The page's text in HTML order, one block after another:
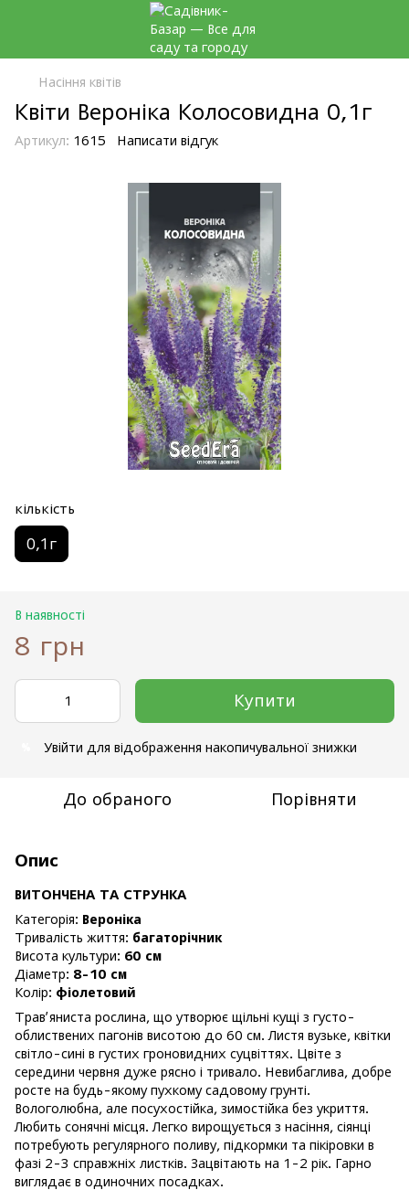
Насіння квітів
Квіти Вероніка Колосовидна 0,1г
Артикул: 1615 Написати відгук
кількість
0,1г
В наявності
8 грн
Купити
Увійти для відображення накопичувальної знижки
До обраного Порівняти
Опис
ВИТОНЧЕНА ТА СТРУНКА
Категорія: Вероніка
Тривалість життя: багаторічник
Висота культури: 60 см
Діаметр: 8-10 см
Колір: фіолетовий
Трав’яниста рослина, що утворює щільні кущі з густо-
облиствених пагонів висотою до 60 см. Листя вузьке, квітки
світло-сині в густих гроновидних суцвіттях. Цвіте з
середини червня дуже рясно і тривало. Невибаглива, добре
росте на будь-якому пухкому садовому грунті.
Вологолюбна, але посухостійка, зимостійка без укриття.
Любить сонячні місця. Легко вирощується з насіння, сіянці
потребують регулярного поливу, підкормки та пікіровки в
фазі 2-3 справжніх листків. Зацвітають на 1-2 рік. Гарно
виглядає в одиночних посадках.